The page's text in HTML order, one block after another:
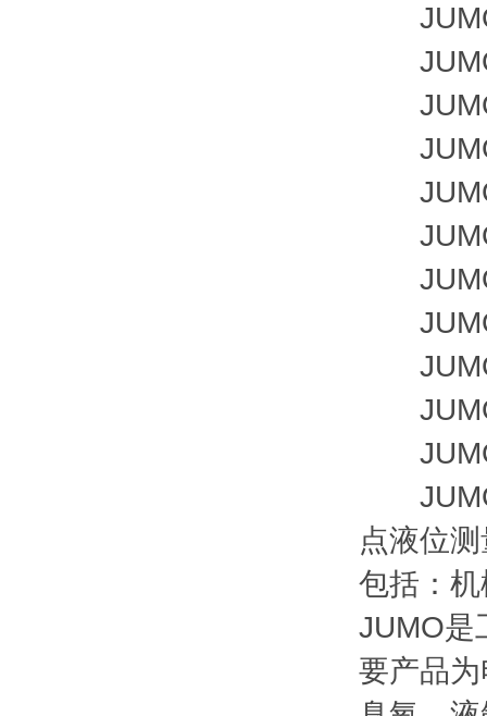
JUMO
JUMO
JUMO
JUMO
JUMO
JUMO
JUMO
JUMO
JUMO
JUMO
JUMO
点液位
包括：
JUMO是
要产品